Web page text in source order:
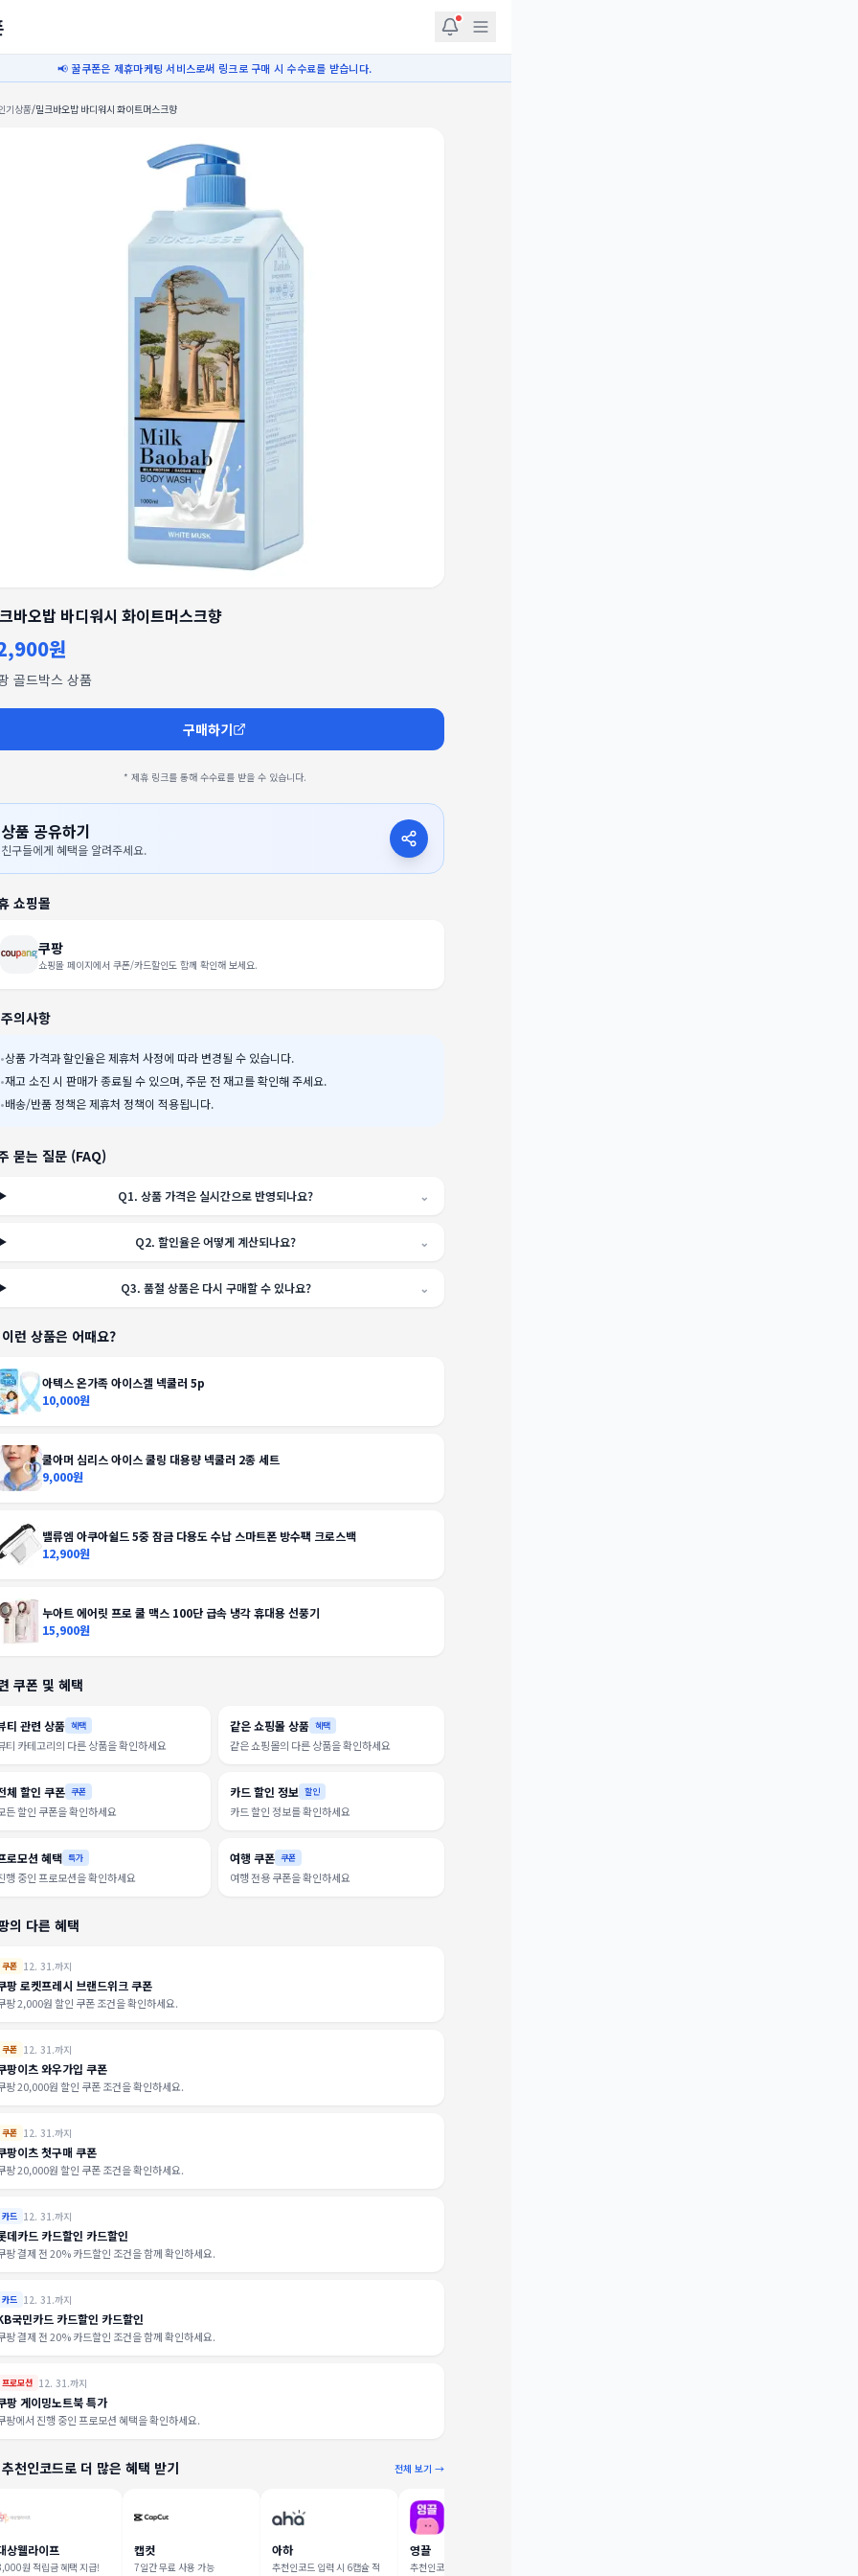
📢 꿀쿠폰은 제휴마케팅 서비스로써 링크로 구매 시 수수료를 받습니다.
기상품/밀크바오밥 바디워시 화이트머스크향
바오밥 바디워시 화이트머스크향
원
골드박스 상품
구매하기
* 제휴 링크를 통해 수수료를 받을 수 있습니다.
상품 공유하기
친구들에게 혜택을 알려주세요.
쇼핑몰
쿠팡
쇼핑몰 페이지에서 쿠폰/카드할인도 함께 확인해 보세요.
의사항
•상품 가격과 할인율은 제휴처 사정에 따라 변경될 수 있습니다.
•재고 소진 시 판매가 종료될 수 있으며, 주문 전 재고를 확인해 주세요.
•배송/반품 정책은 제휴처 정책이 적용됩니다.
묻는 질문 (FAQ)
Q1.상품 가격은 실시간으로 반영되나요? ⌄
Q2.할인율은 어떻게 계산되나요? ⌄
Q3. 품절 상품은 다시 구매할 수 있나요? ⌄
런 상품은 어때요?
아텍스 온가족 아이스겔 넥쿨러 5p
10,000원
쿨아머 심리스 아이스 쿨링 대용량 넥쿨러 2종 세트
9,000원
밸류엠 아쿠아쉴드 5중 잠금 다용도 수납 스마트폰 방수팩 크로스백
12,900원
누아트 에어릿 프로 쿨 맥스 100단 급속 냉각 휴대용 선풍기
15,900원
쿠폰 및 혜택
티 관련 상품 혜택
티 카테고리의 다른 상품을 확인하세요
같은 쇼핑몰 상품 혜택
같은 쇼핑몰의 다른 상품을 확인하세요
체 할인 쿠폰 쿠폰
든 할인 쿠폰을 확인하세요
카드 할인 정보 할인
카드 할인 정보를 확인하세요
로모션 혜택 특가
행 중인 프로모션을 확인하세요
여행 쿠폰 쿠폰
여행 전용 쿠폰을 확인하세요
의 다른 혜택
쿠폰 12. 31.까지
팡 로켓프레시 브랜드위크 쿠폰
팡 2,000원 할인 쿠폰 조건을 확인하세요.
쿠폰 12. 31.까지
팡이츠 와우가입 쿠폰
팡 20,000원 할인 쿠폰 조건을 확인하세요.
쿠폰 12. 31.까지
팡이츠 첫구매 쿠폰
팡 20,000원 할인 쿠폰 조건을 확인하세요.
카드 12. 31.까지
데카드 카드할인 카드할인
팡 결제 전 20% 카드할인 조건을 함께 확인하세요.
카드 12. 31.까지
국민카드 카드할인 카드할인
팡 결제 전 20% 카드할인 조건을 함께 확인하세요.
프로모션 12. 31.까지
팡 게이밍노트북 특가
팡에서 진행 중인 프로모션 혜택을 확인하세요.
천인코드로 더 많은 혜택 받기 전체 보기 →
상웰라이프
원 적립금 혜택 지급!
캡컷
7일간 무료 사용 가능
아하
추천인코드 입력 시 6캡슐 적
영끌
추천인코드 입력 시 1,000 포